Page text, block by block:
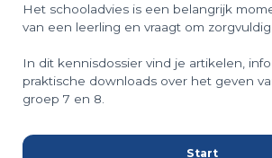
Het schooladvies is een belangrijk
van een leerling en vraagt om
In dit kennisdossier vind je artikelen,
praktische downloads over het geven
groep 7 en 8.
Start